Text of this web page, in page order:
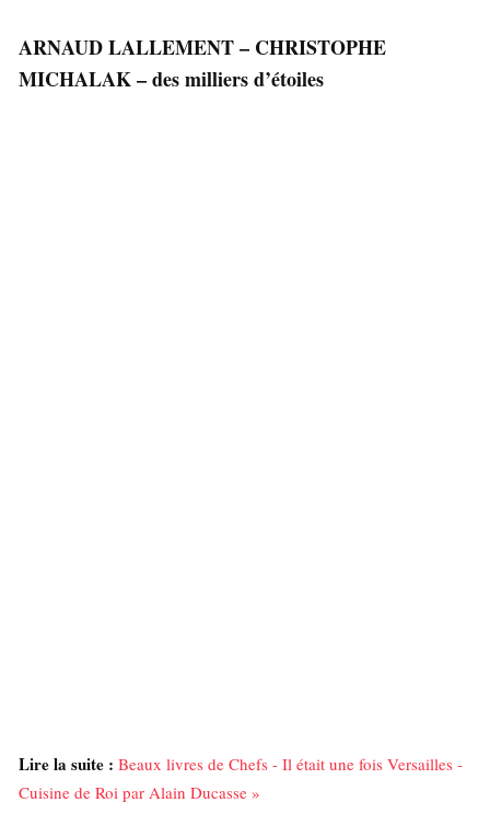
ARNAUD LALLEMENT – CHRISTOPHE
MICHALAK – des milliers d’étoiles
Lire la suite : Beaux livres de Chefs - Il était une fois Versailles -
Cuisine de Roi par Alain Ducasse »